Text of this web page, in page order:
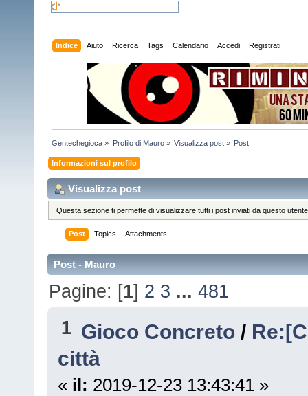
Indice Aiuto Ricerca Tags Calendario Accedi Registrati
Gentechegioca » Profilo di Mauro» Visualizza post» Post
Informazioni sul profilo
Visualizza post
Questa sezione ti permette di visualizzare tutti i post inviati da questo
Post Topics Attachments
Post - Mauro
Pagine: [1] 2 3 ...481
1 Gioco Concreto /
città
« il: 2019-12-23 13:43:41 »